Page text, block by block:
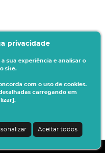
privacidade
sua experiência e analisar o
site.
com o uso de cookies.
carregando em
Aceitar todos